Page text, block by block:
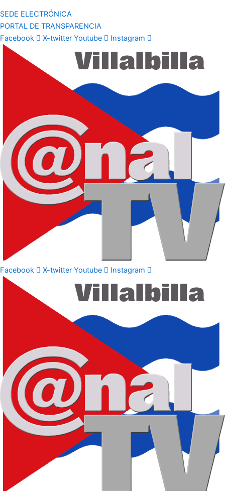
SEDE ELECTRÓNICA
PORTAL DE TRANSPARENCIA
Facebook
X-twitter Youtube Instagram
Facebook X-twitter Youtube Instagram